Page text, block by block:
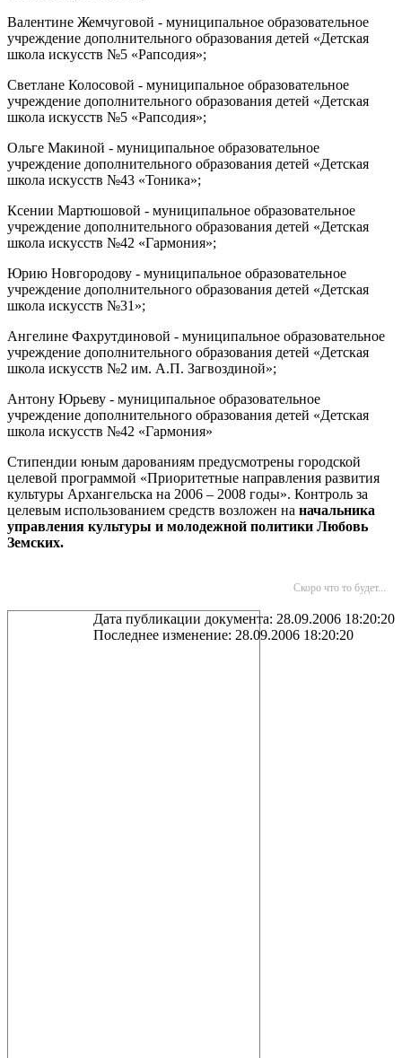
Валентине Жемчуговой - муниципальное образовательное
учреждение дополнительного образования детей «Детская
школа искусств №5 «Рапсодия»;
Светлане Колосовой - муниципальное образовательное
учреждение дополнительного образования детей «Детская
школа искусств №5 «Рапсодия»;
Ольге Макиной - муниципальное образовательное
учреждение дополнительного образования детей «Детская
школа искусств №43 «Тоника»;
Ксении Мартюшовой - муниципальное образовательное
учреждение дополнительного образования детей «Детская
школа искусств №42 «Гармония»;
Юрию Новгородову - муниципальное образовательное
учреждение дополнительного образования детей «Детская
школа искусств №31»;
Ангелине Фахрутдиновой - муниципальное образовательное
учреждение дополнительного образования детей «Детская
школа искусств №2 им. А.П. Загвоздиной»;
Антону Юрьеву - муниципальное образовательное
учреждение дополнительного образования детей «Детская
школа искусств №42 «Гармония»
Стипендии юным дарованиям предусмотрены городской
целевой программой «Приоритетные направления развития
культуры Архангельска на 2006 – 2008 годы». Контроль за
целевым использованием средств возложен на начальника
управления культуры и молодежной политики Любовь
Земских.
Скоро что то будет...
Дата публикации документа: 28.09.2006 18:20:20
Последнее изменение: 28.09.2006 18:20:20